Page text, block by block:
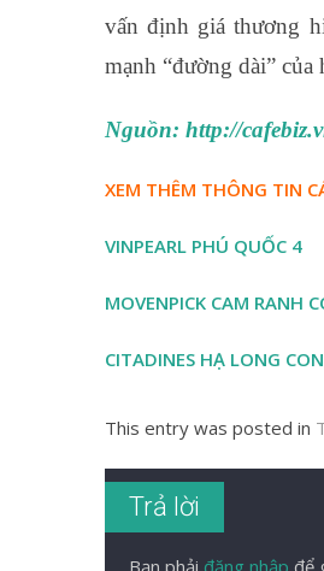
vấn định giá thương
mạnh “đường dài”
Nguồn: http://
XEM THÊM THÔNG TIN
VINPEARL PHÚ QUỐC 4
MOVENPICK CAM RANH
CITADINES HẠ LONG
This entry was posted in
Trả lời
Bạn phải đăng nhập để